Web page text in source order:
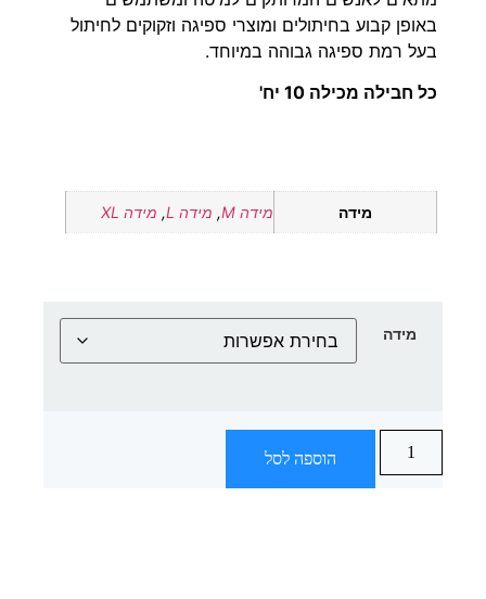
באופן קבוע בחיתולים ומוצרי ספיגה וזקוקים לחיתול
בעל רמת ספיגה גבוהה במיוחד.
כל חבילה מכילה 10 יח'
מידה מידה M , מידה L , מידה XL
מידה
הוספה לסל